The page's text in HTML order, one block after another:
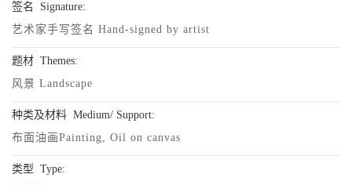
签名 Signature:
艺术家手写签名 Hand-signed by artist
题材 Themes:
风景 Landscape
种类及材料 Medium/ Support:
布面油画Painting, Oil on canvas
类型 Type: